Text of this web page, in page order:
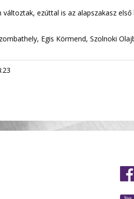
ezúttal is az alapszakasz
Egis Körmend, Szolnoki